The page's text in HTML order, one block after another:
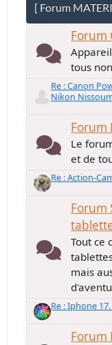
[ Forum
Forum
tous
Re : Canon
Nikon
Forum
Le
et de
Re : Action-
Forum
Tout ce
mais
Re : Iphone
Forum